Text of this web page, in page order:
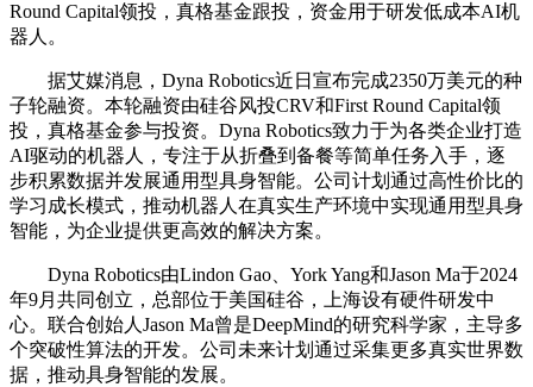
Round Capital领投，真格基金跟投，资金用于研发低成本AI机
器人。
据艾媒消息，Dyna Robotics近日宣布完成2350万美元的种
子轮融资。本轮融资由硅谷风投CRV和First Round Capital领
投，真格基金参与投资。Dyna Robotics致力于为各类企业打造
AI驱动的机器人，专注于从折叠到备餐等简单任务入手，逐
步积累数据并发展通用型具身智能。公司计划通过高性价比的
学习成长模式，推动机器人在真实生产环境中实现通用型具身
智能，为企业提供更高效的解决方案。
Dyna Robotics由Lindon Gao、York Yang和Jason Ma于2024
年9月共同创立，总部位于美国硅谷，上海设有硬件研发中
心。联合创始人Jason Ma曾是DeepMind的研究科学家，主导多
个突破性算法的开发。公司未来计划通过采集更多真实世界数
据，推动具身智能的发展。